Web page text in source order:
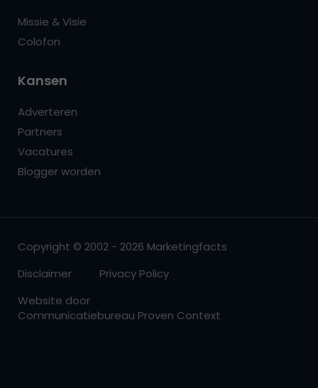
Missie & Visie
Colofon
Kansen
Adverteren
Partners
Vacatures
Blogger worden
Copyright © 2002 - 2026 Marketingfacts
Disclaimer
Privacy Policy
Website door
Communicatiebureau Proven Context